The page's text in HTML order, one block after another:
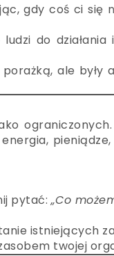
gdy coś ci się
ludzi do
ale były
pytać:„Co
istniejących
twojej